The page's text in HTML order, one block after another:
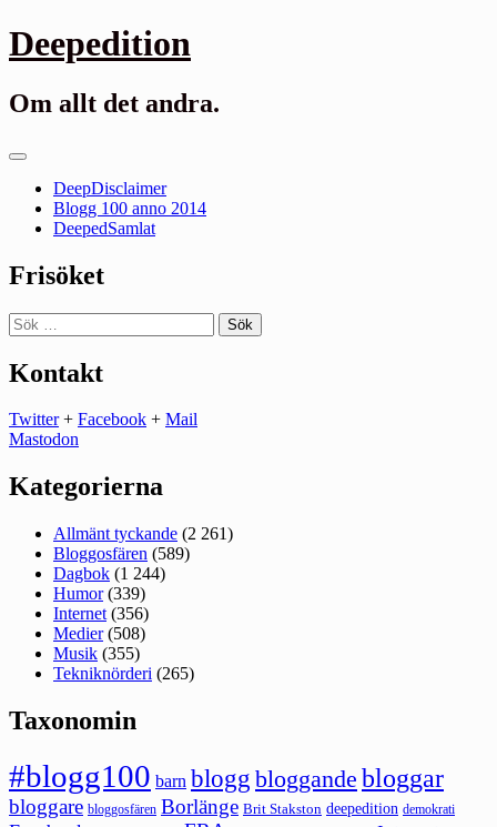
Gå
till
Deepedition
Om allt det andra.
Primär
DeepDisclaimer
Blogg 100 anno 2014
DeepedSamlat
Frisöket
Sök
efter:
Kontakt
Twitter+ Facebook + Mail
Mastodon
Kategorierna
Allmänt tyckande (2 261)
Bloggosfären (589)
Dagbok (1 244)
Humor(339)
Internet (356)
Medier(508)
Musik (355)
Tekniknörderi (265)
Taxonomin
#blogg100 barn blogg bloggande bloggar
bloggare bloggosfären Borlänge Brit Stakston deepedition demokrati